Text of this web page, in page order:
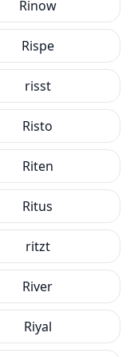
Rinow
Rispe
risst
Risto
Riten
Ritus
ritzt
River
Riyal